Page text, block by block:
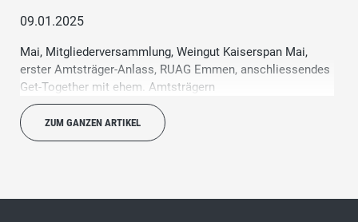
09.01.2025
Mai, Mitgliederversammlung, Weingut Kaiserspan Mai,
erster Amtsträger-Anlass, RUAG Emmen, anschliessendes
Get-Together mit ehem. Amtsträgern
ZUM GANZEN ARTIKEL